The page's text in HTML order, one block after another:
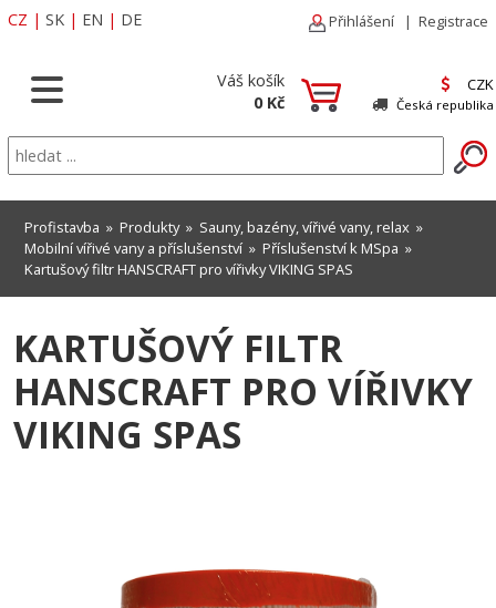
CZ | SK | EN | DE Přihlášení | Registrace
Váš košík
0 Kč
CZK
Česká republika
Profistavba » Produkty» Sauny, bazény, vířivé vany, relax »
Mobilní vířivé vany a příslušenství » Příslušenství k MSpa »
Kartušový filtr HANSCRAFT pro vířivky VIKING SPAS
KARTUŠOVÝ FILTR
HANSCRAFT PRO VÍŘIVKY
VIKING SPAS